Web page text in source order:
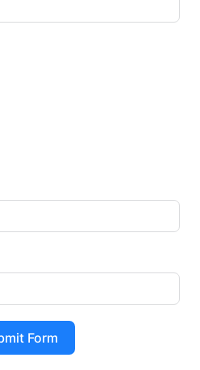
Form